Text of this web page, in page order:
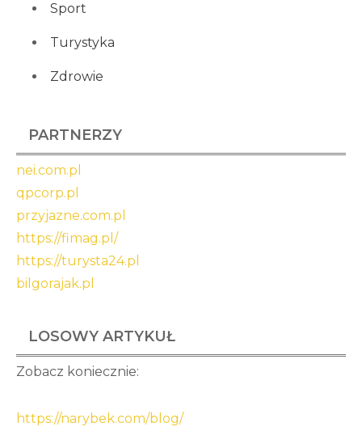
Sport
Turystyka
Zdrowie
PARTNERZY
nei.com.pl
qpcorp.pl
przyjazne.com.pl
https://fimag.pl/
https://turysta24.pl
bilgorajak.pl
LOSOWY ARTYKUŁ
Zobacz koniecznie:
https://narybek.com/blog/